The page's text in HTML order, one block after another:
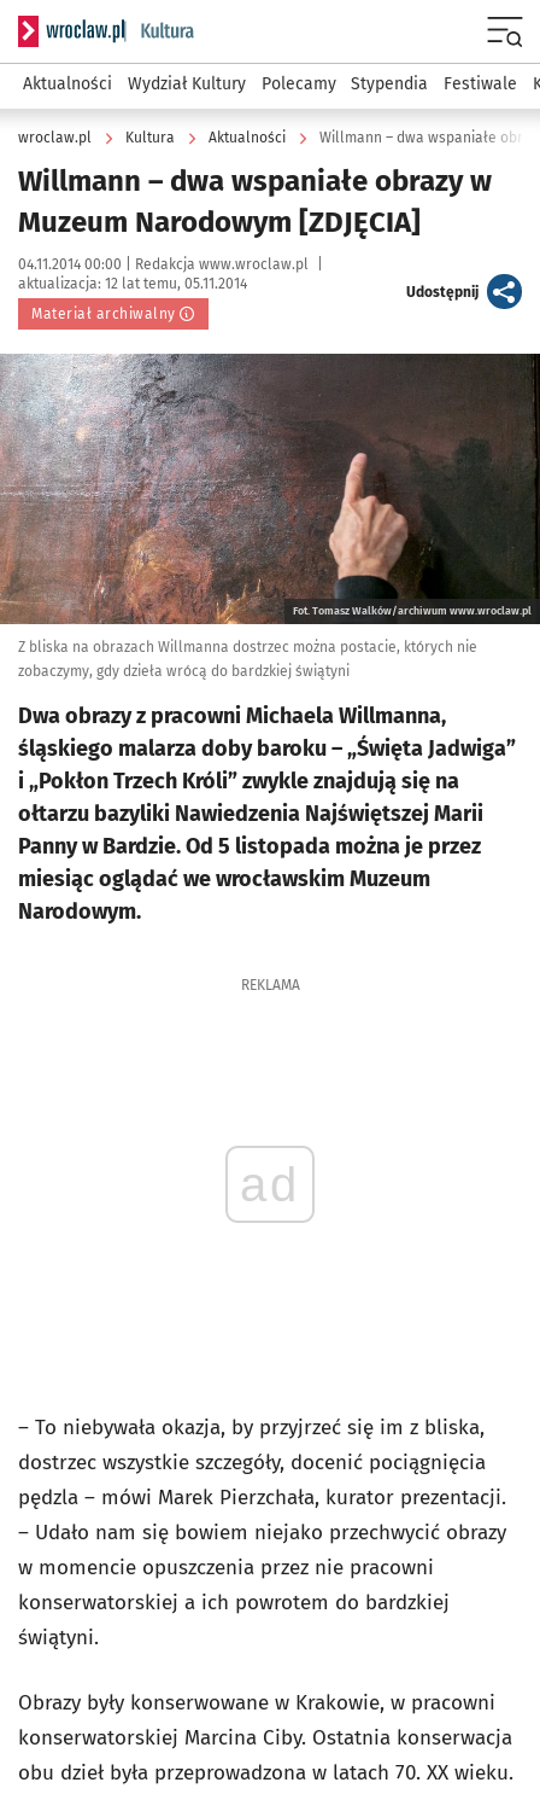
Serwis informacyjny wroclaw.pl podserwis: Kultura
Aktualności Wydział Kultury Polecamy Stypendia Festiwale
wroclaw.pl Kultura Aktualności Willmann – dwa wspaniałe
Willmann – dwa wspaniałe obrazy w
Muzeum Narodowym [ZDJĘCIA]
Data publikacji:
04.11.2014 00:00 | Autor:
Redakcja www.wroclaw.pl
aktualizacja: 12 lat temu, 05.11.2014
Materiał archiwalny
Udostępnijartykuł
Kliknij, aby powiększyć
Fot. Tomasz Walków/archiwum www.wroclaw.pl
Z bliska na obrazach Willmanna dostrzec można postacie, których nie
zobaczymy, gdy dzieła wrócą do bardzkiej świątyni
Dwa obrazy z pracowni Michaela Willmanna,
śląskiego malarza doby baroku – „Święta Jadwiga”
i „Pokłon Trzech Króli” zwykle znajdują się na
ołtarzu bazyliki Nawiedzenia Najświętszej Marii
Panny w Bardzie. Od 5 listopada można je przez
miesiąc oglądać we wrocławskim Muzeum
Narodowym.
REKLAMA
ad
– To niebywała okazja, by przyjrzeć się im z bliska,
dostrzec wszystkie szczegóły, docenić pociągnięcia
pędzla – mówi Marek Pierzchała, kurator prezentacji.
– Udało nam się bowiem niejako przechwycić obrazy
w momencie opuszczenia przez nie pracowni
konserwatorskiej a ich powrotem do bardzkiej
świątyni.
Obrazy były konserwowane w Krakowie, w pracowni
konserwatorskiej Marcina Ciby. Ostatnia konserwacja
obu dzieł była przeprowadzona w latach 70. XX wieku.